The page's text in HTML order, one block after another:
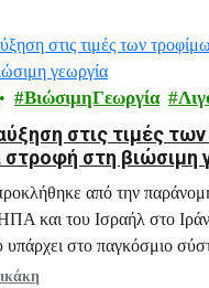
ΒιώσιμηΓεωργία
στις τιμές
στροφή στη βιώσιμη
από την
και του Ισραήλ στο Ιράν
στο παγκόσμιο